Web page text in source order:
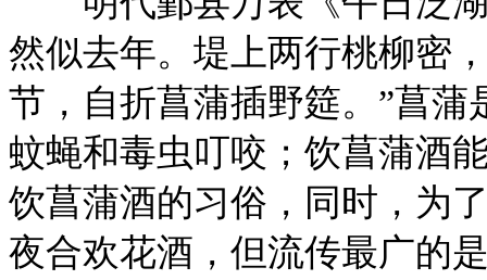
然似去年。堤上两行桃柳密
节，自折菖蒲插野筵。”菖
蚊蝇和毒虫叮咬；饮菖蒲酒
饮菖蒲酒的习俗，同时，为
夜合欢花酒，但流传最广的